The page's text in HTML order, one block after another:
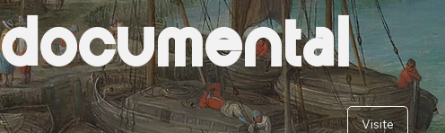
documental
Visite